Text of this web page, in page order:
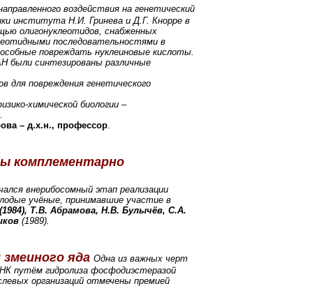
воздействия на генетический
института Н.И. Гринева и Д.Г. Кнорре в
олигонуклеотидов, снабженных
последовательностями в
повреждать нуклеиновые кислоты.
были синтезированы различные
для повреждения генетического
химической биологии –
– д.х.н., профессор.
комплементарно
внерибосомный этап реализации
учёные, принимавшие участие в
Т.В. Абрамова, Н.В. Булычёв, С.А.
(1989).
яда Одна из важных черт
путём гидролиза фосфодиэстеразой
организаций отмечены премией